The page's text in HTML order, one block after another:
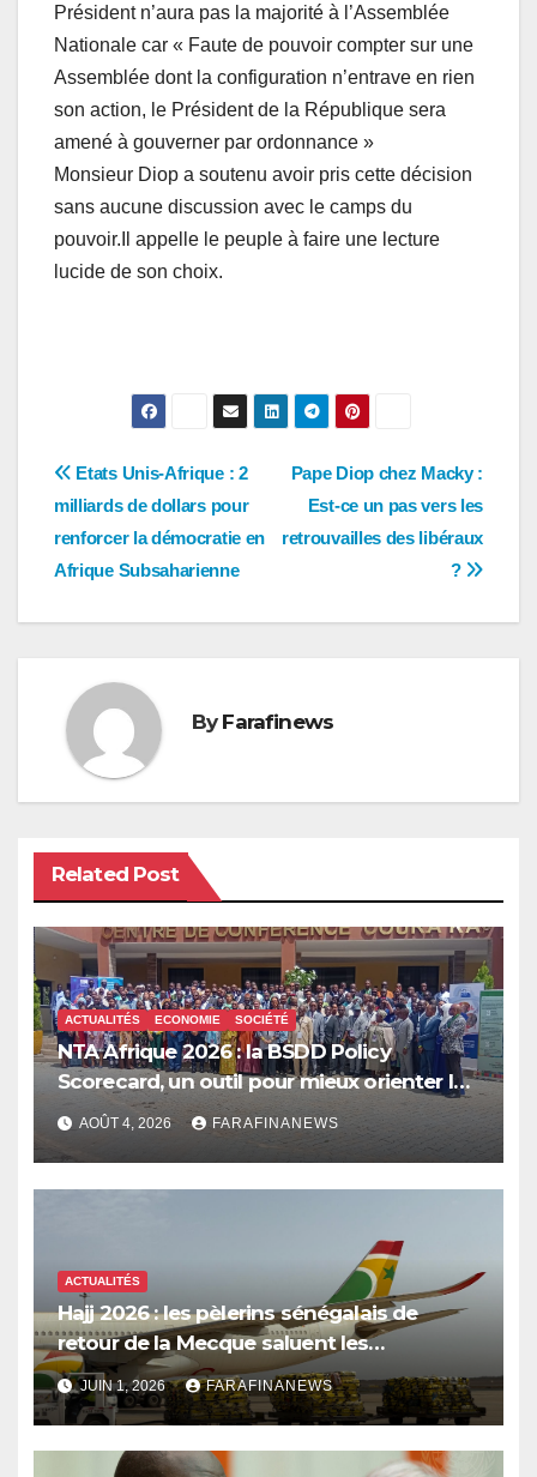
Président n’aura pas la majorité à l’Assemblée
Nationale car « Faute de pouvoir compter sur une
Assemblée dont la configuration n’entrave en rien
son action, le Président de la République sera
amené à gouverner par ordonnance »
Monsieur Diop a soutenu avoir pris cette décision
sans aucune discussion avec le camps du
pouvoir.Il appelle le peuple à faire une lecture
lucide de son choix.
Navigation
de
l’article
Pape Diop chez Macky :
Est-ce un pas vers les
retrouvailles des libéraux
?
Etats Unis-Afrique : 2
milliards de dollars pour
renforcer la démocratie en
Afrique Subsaharienne
By Farafinews
Related Post
ACTUALITÉS ECONOMIE SOCIÉTÉ
NTA Afrique 2026 : la BSDD Policy
Scorecard, un outil pour mieux orienter les
dépenses publiques
AOÛT 4, 2026 FARAFINANEWS
ACTUALITÉS
Hajj 2026 : les pèlerins sénégalais de
retour de la Mecque saluent les
innovations d’Air Sénégal SA
JUIN 1, 2026 FARAFINANEWS